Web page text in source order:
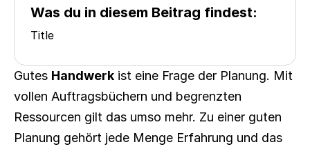
Was du in diesem Beitrag findest:
Title
Gutes Handwerk ist eine Frage der Planung. Mit
vollen Auftragsbüchern und begrenzten
Ressourcen gilt das umso mehr. Zu einer guten
Planung gehört jede Menge Erfahrung und das